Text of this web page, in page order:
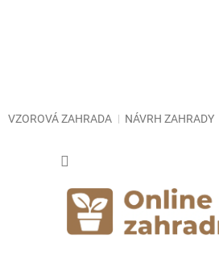
VZOROVÁ ZAHRADA NÁVRH ZAHRADY